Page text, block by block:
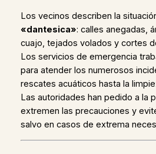
Los vecinos describen la
«dantesica»: calles anegadas,
cuajo, tejados volados y cortes
Los servicios de emergencia
para atender los numerosos
rescates acuáticos hasta la
Las autoridades han pedido a la
extremen las precauciones y
salvo en casos de extrema